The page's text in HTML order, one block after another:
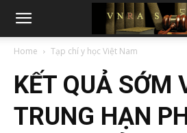
Home Tạp chí y học Việt Nam
KẾT QUẢ SỚM
TRUNG HẠN